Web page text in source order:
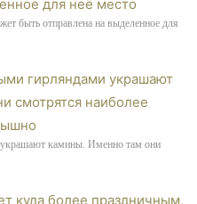
быть отправлена на выделенное для
камины. Именно там они